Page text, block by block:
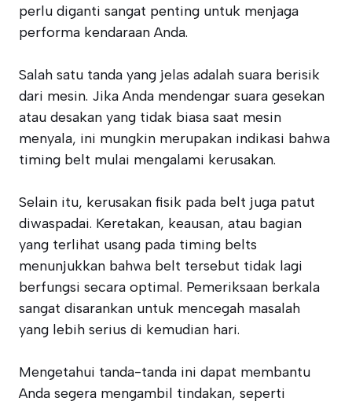
perlu diganti sangat penting untuk menjaga
performa kendaraan Anda.
Salah satu tanda yang jelas adalah suara berisik
dari mesin. Jika Anda mendengar suara gesekan
atau desakan yang tidak biasa saat mesin
menyala, ini mungkin merupakan indikasi bahwa
timing belt mulai mengalami kerusakan.
Selain itu, kerusakan fisik pada belt juga patut
diwaspadai. Keretakan, keausan, atau bagian
yang terlihat usang pada timing belts
menunjukkan bahwa belt tersebut tidak lagi
berfungsi secara optimal. Pemeriksaan berkala
sangat disarankan untuk mencegah masalah
yang lebih serius di kemudian hari.
Mengetahui tanda-tanda ini dapat membantu
Anda segera mengambil tindakan, seperti